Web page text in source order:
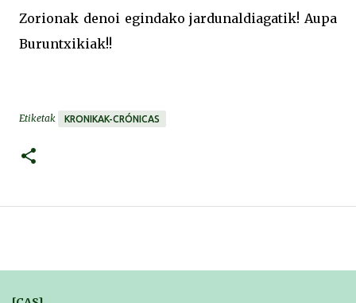
Zorionak denoi egindako jardunaldiagatik! Aupa
Buruntxikiak!!
Etiketak KRONIKAK-CRÓNICAS